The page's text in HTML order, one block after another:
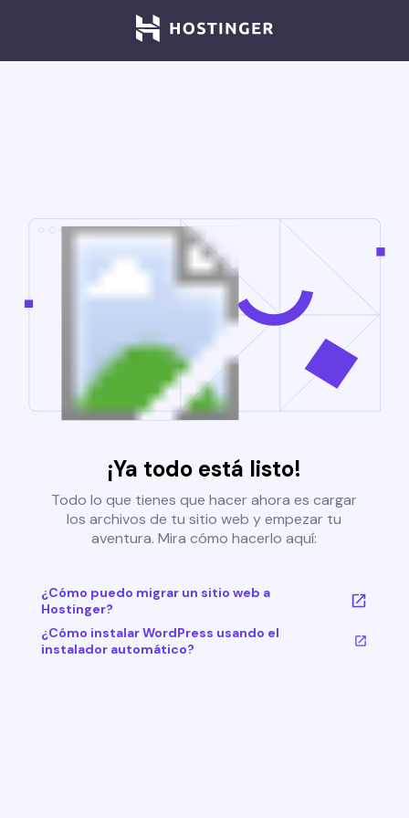
¡Ya todo está listo!
Todo lo que tienes que hacer ahora es cargar
los archivos de tu sitio web y empezar tu
aventura. Mira cómo hacerlo aquí:
¿Cómo puedo migrar un sitio web a
Hostinger?
¿Cómo instalar WordPress usando el
instalador automático?